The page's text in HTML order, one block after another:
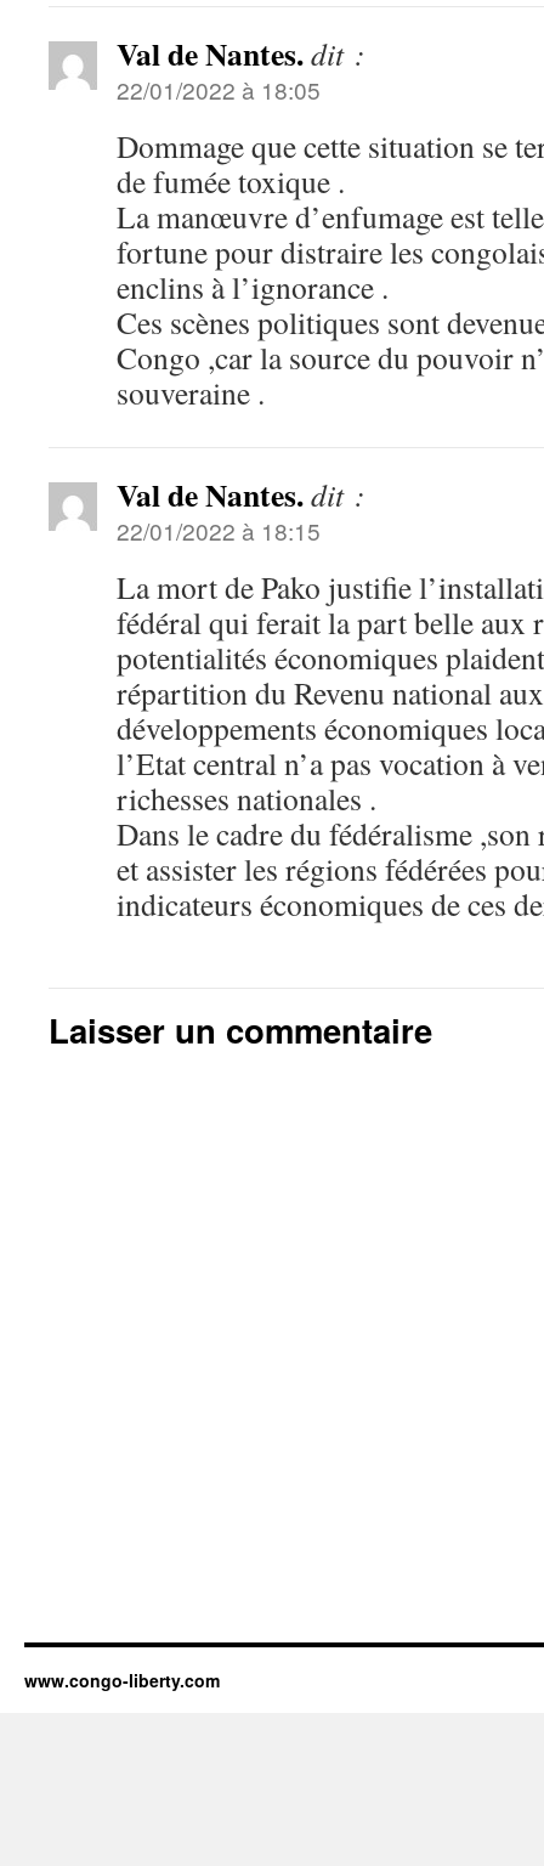
Val de Nantes.dit :
22/01/2022 à 18:05
Dommage que cette situation se
de fumée toxique .
La manœuvre d’enfumage est
fortune pour distraire les
enclins à l’ignorance .
Ces scènes politiques sont
Congo ,car la source du pouvoir
souveraine .
Val de Nantes.dit :
22/01/2022 à 18:15
La mort de Pako justifie
fédéral qui ferait la part belle aux
potentialités économiques
répartition du Revenu national
développements économiques
l’Etat central n’a pas vocation à
richesses nationales .
Dans le cadre du fédéralisme
et assister les régions fédérées
indicateurs économiques de ces
Laisser un commentaire
www.congo-liberty.com